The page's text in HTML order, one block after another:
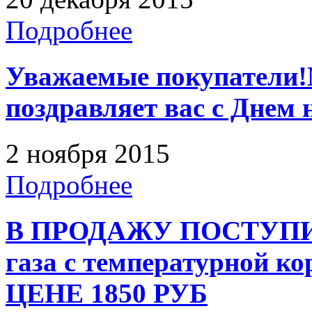
Подробнее
Уважаемые
поздравляет вас с Днем
2 ноября 2015
Подробнее
В ПРОДАЖУ
газа с температурной
ЦЕНЕ 1850 РУБ